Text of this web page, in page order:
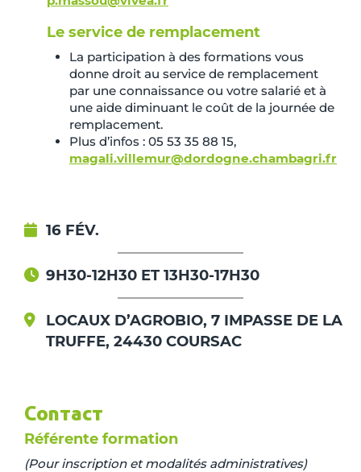
Le service de remplacement
La participation à des formations vous
donne droit au service de remplacement
par une connaissance ou votre salarié et à
une aide diminuant le coût de la journée de
remplacement.
Plus d’infos : 05 53 35 88 15,
magali.villemur@dordogne.chambagri.fr
16 FÉV.
9H30-12H30 ET 13H30-17H30
LOCAUX D’AGROBIO, 7 IMPASSE DE LA
TRUFFE, 24430 COURSAC
Contact
Référente formation
(Pour inscription et modalités administratives)